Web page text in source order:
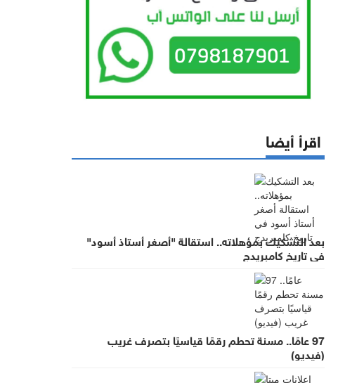
اقرأ أيضا
بعد التشكيك بمؤهلاته.. استقالة "أصغر أستاذ أسود"
في تاريخ كامبريدج
97 عامًا.. مسنة تحطم رقمًا قياسيًا بتصرف غريب
(فيديو)